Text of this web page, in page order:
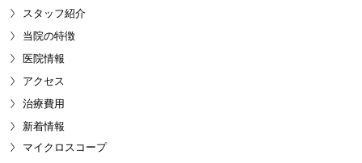
スタッフ紹介
当院の特徴
医院情報
アクセス
治療費用
新着情報
マイクロスコープ